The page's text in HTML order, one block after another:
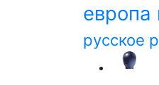
европа
русское